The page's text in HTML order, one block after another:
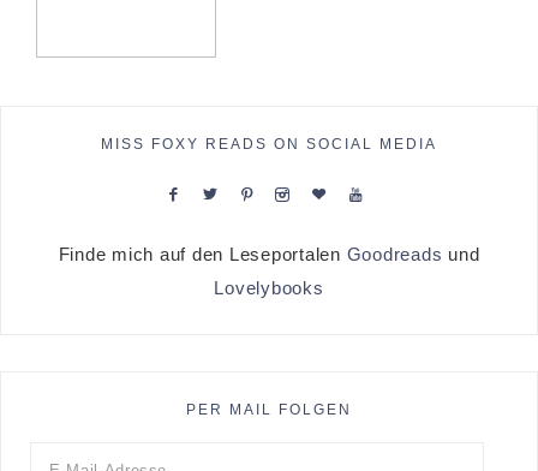
MISS FOXY READS ON SOCIAL MEDIA
Finde mich auf den Leseportalen Goodreads und
Lovelybooks
PER MAIL FOLGEN